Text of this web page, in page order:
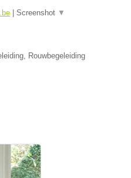
Screenshot ▼
Rouwbegeleiding